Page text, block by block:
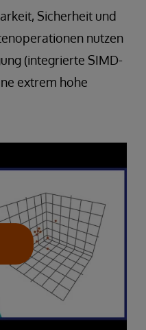
Sicherheit und
nutzen
(integrierte SIMD-
extrem hohe